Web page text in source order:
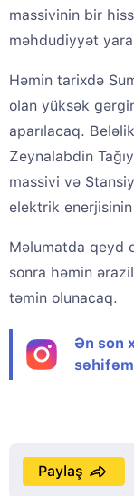
massivinin bir
məhdudiyyət
Həmin tarixdə
olan yüksək
aparılacaq.
Zeynalabdin
massivi və
elektrik
Məlumatda qeyd
sonra həmin
təmin olunacaq.
Ən son
Paylaş